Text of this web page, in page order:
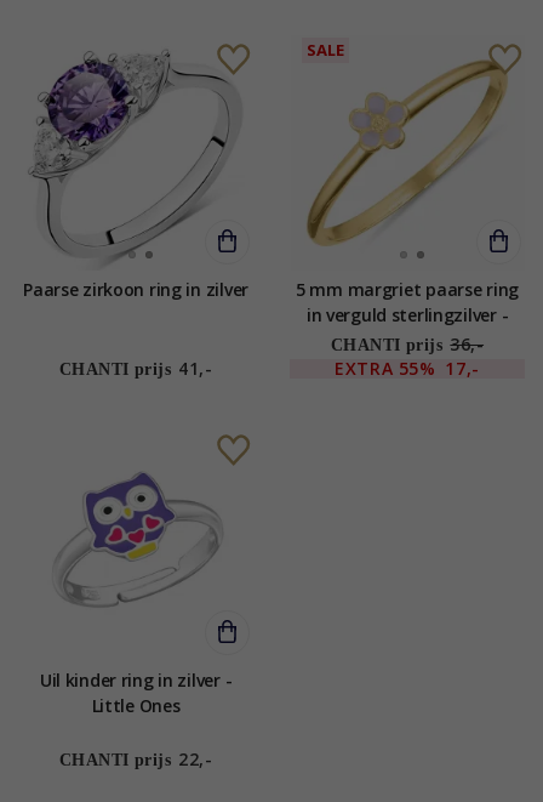
Paarse zirkoon ring in zilver
CHANTI prijs 41,-
SALE
5 mm margriet paarse ring
in verguld sterlingzilver -
Majse
CHANTI prijs 36,-
EXTRA 55% 17,-
Uil kinder ring in zilver -
Little Ones
CHANTI prijs 22,-